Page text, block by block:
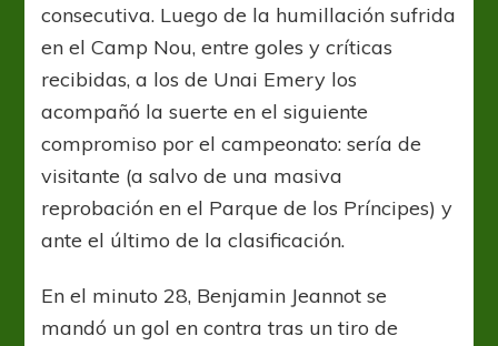
consecutiva. Luego de la humillación sufrida
en el Camp Nou, entre goles y críticas
recibidas, a los de Unai Emery los
acompañó la suerte en el siguiente
compromiso por el campeonato: sería de
visitante (a salvo de una masiva
reprobación en el Parque de los Príncipes) y
ante el último de la clasificación.
En el minuto 28, Benjamin Jeannot se
mandó un gol en contra tras un tiro de